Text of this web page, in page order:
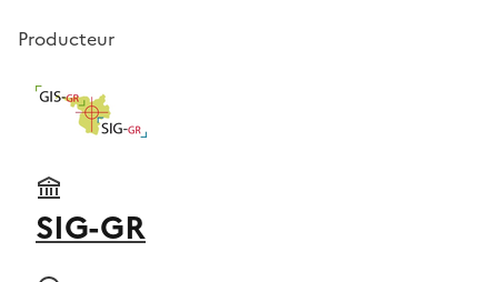
Producteur
SIG-GR